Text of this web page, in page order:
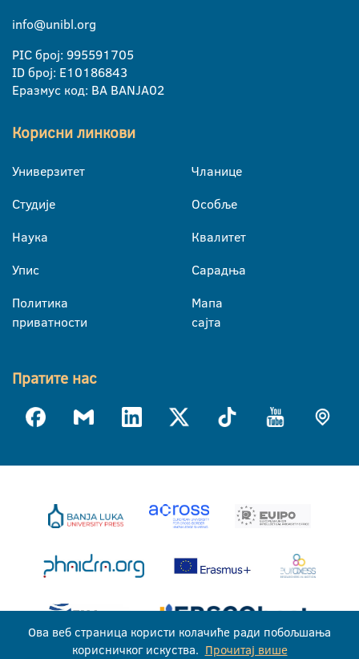
info@unibl.org
PIC број: 995591705
ID број: E10186843
Еразмус код: BA BANJA02
Корисни линкови
Универзитет
Студије
Наука
Упис
Политика
приватности
Чланице
Особље
Квалитет
Сарадња
Мапа
сајта
Пратите нас
Ова веб страница користи колачиће ради побољшања
корисничког искуства. Прочитај више